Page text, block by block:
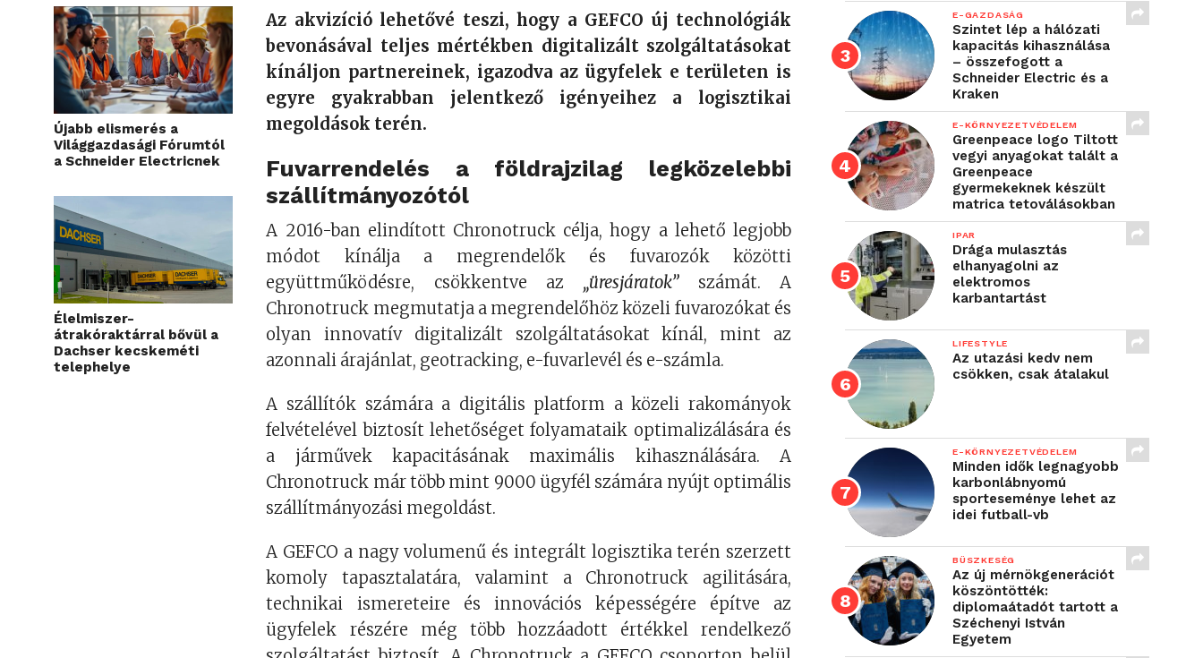
Újabb elismerés a
Világgazdasági Fórumtól
a Schneider Electricnek
Élelmiszer-
átrakóraktárral bővül a
Dachser kecskeméti
telephelye
Az akvizíció lehetővé teszi, hogy a GEFCO új technológiák
bevonásával teljes mértékben digitalizált szolgáltatásokat
kínáljon partnereinek, igazodva az ügyfelek e területen is
egyre gyakrabban jelentkező igényeihez a logisztikai
megoldások terén.
Fuvarrendelés a földrajzilag legközelebbi
szállítmányozótól
A 2016-ban elindított Chronotruck célja, hogy a lehető legjobb
módot kínálja a megrendelők és fuvarozók közötti
együttműködésre, csökkentve az „üresjáratok”számát. A
Chronotruck megmutatja a megrendelőhöz közeli fuvarozókat és
olyan innovatív digitalizált szolgáltatásokat kínál, mint az
azonnali árajánlat, geotracking, e-fuvarlevél és e-számla.
A szállítók számára a digitális platform a közeli rakományok
felvételével biztosít lehetőséget folyamataik optimalizálására és
a járművek kapacitásának maximális kihasználására. A
Chronotruck már több mint 9000 ügyfél számára nyújt optimális
szállítmányozási megoldást.
A GEFCO a nagy volumenű és integrált logisztika terén szerzett
komoly tapasztalatára, valamint a Chronotruck agilitására,
technikai ismereteire és innovációs képességére építve az
ügyfelek részére még több hozzáadott értékkel rendelkező
E-GAZDASÁG
Szintet lép a hálózati
kapacitás kihasználása
– összefogott a
Schneider Electric és a
Kraken
E-KÖRNYEZETVÉDELEM
Greenpeace logo Tiltott
vegyi anyagokat talált a
Greenpeace
gyermekeknek készült
matrica tetoválásokban
IPAR
Drága mulasztás
elhanyagolni az
elektromos
karbantartást
LIFESTYLE
Az utazási kedv nem
csökken, csak átalakul
E-KÖRNYEZETVÉDELEM
Minden idők legnagyobb
karbonlábnyomú
sporteseménye lehet az
idei futball-vb
BÜSZKESÉG
Az új mérnökgenerációt
köszöntötték:
diplomaátadót tartott a
Széchenyi István
Egyetem